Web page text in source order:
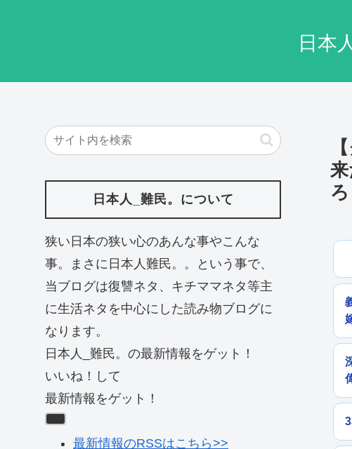
日本
ろ
日本人_難民。について
狭い日本の狭い心のあんな事やこんな
事。まさに日本人難民。。という事で、
当ブログは復讐ネタ、キチママネタ等主
に生活ネタを中心にした読み物ブログに
なります。
日本人_難民。の最新情報をゲット！
いいね！して
最新情報をゲット！
最新情報のRSSはこちら>>